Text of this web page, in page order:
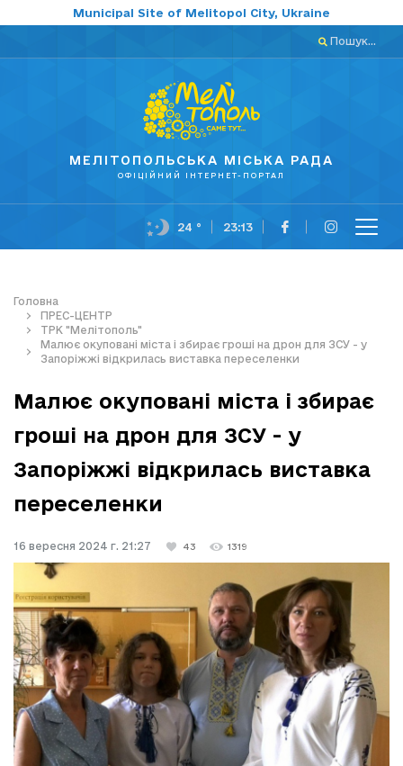
Municipal Site of Melitopol City, Ukraine
Пошук...
МЕЛІТОПОЛЬСЬКА МІСЬКА РАДА
ОФІЦІЙНИЙ ІНТЕРНЕТ-ПОРТАЛ
24 ° 23:13
Головна
ПРЕС-ЦЕНТР
ТРК "Мелітополь"
Малює окуповані міста і збирає гроші на дрон для ЗСУ - у
Запоріжжі відкрилась виставка переселенки
Малює окуповані міста і збирає
гроші на дрон для ЗСУ - у
Запоріжжі відкрилась виставка
переселенки
16 вересня 2024 г. 21:27 43 1319